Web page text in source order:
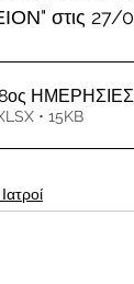
στις 27/
• 15KB